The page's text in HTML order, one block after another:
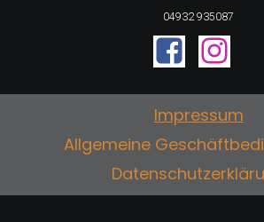
04932 935087
Impressum
Allgemeine